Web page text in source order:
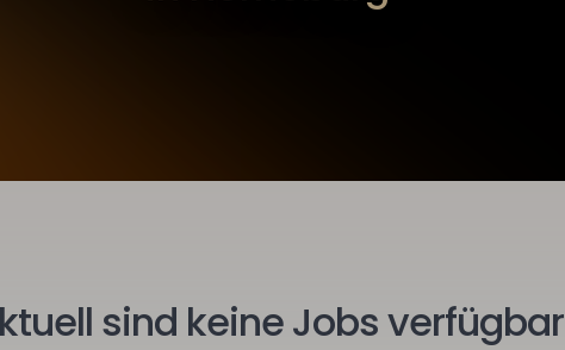
sind keine Jobs verfügbar